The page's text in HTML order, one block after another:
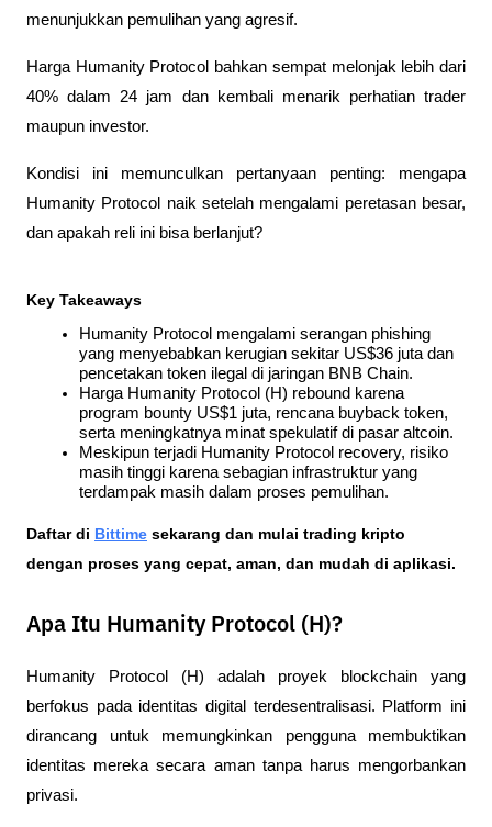
menunjukkan pemulihan yang agresif.
Harga Humanity Protocol bahkan sempat melonjak lebih dari
40% dalam 24 jam dan kembali menarik perhatian trader
maupun investor.
Kondisi ini memunculkan pertanyaan penting: mengapa
Humanity Protocol naik setelah mengalami peretasan besar,
dan apakah reli ini bisa berlanjut?
Key Takeaways
Humanity Protocol mengalami serangan phishing
yang menyebabkan kerugian sekitar US$36 juta dan
pencetakan token ilegal di jaringan BNB Chain.
Harga Humanity Protocol (H) rebound karena
program bounty US$1 juta, rencana buyback token,
serta meningkatnya minat spekulatif di pasar altcoin.
Meskipun terjadi Humanity Protocol recovery, risiko
masih tinggi karena sebagian infrastruktur yang
terdampak masih dalam proses pemulihan.
Daftar di Bittime sekarang dan mulai trading kripto
dengan proses yang cepat, aman, dan mudah di aplikasi.
Apa Itu Humanity Protocol (H)?
Humanity Protocol (H) adalah proyek blockchain yang
berfokus pada identitas digital terdesentralisasi. Platform ini
dirancang untuk memungkinkan pengguna membuktikan
identitas mereka secara aman tanpa harus mengorbankan
privasi.